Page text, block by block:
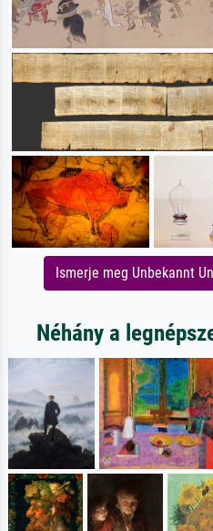
Ismerje meg Unbekannt
Néhány a